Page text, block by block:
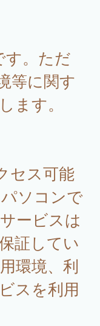
。ただ
等に関す
ます。
セス可能
ソコンで
ービスは
証してい
環境、利
スを利用